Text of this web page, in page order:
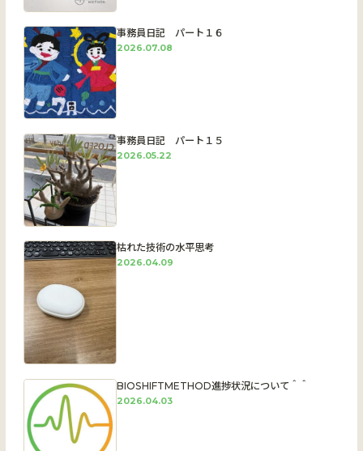
事務員日記 パート１６
2026.07.08
事務員日記 パート１５
2026.05.22
枯れた技術の水平思考
2026.04.09
BIOSHIFTMETHOD進捗状況について＾＾
2026.04.03